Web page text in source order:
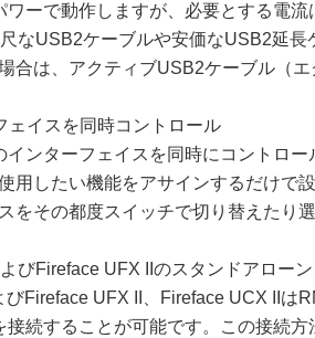
ーで動作しますが、必要とする電
なUSB2ケーブルや安価なUSB2延
合は、アクティブUSB2ケーブル（
ェイスを同時コントロール
ンターフェイスを同時にコントロ
用したい機能をアサインするだけで
をその都度スイッチで切り替えたり
びFireface UFX IIのスタンドアロー
びFireface UFX II、Fireface UCX IIは
接続することが可能です。この接続